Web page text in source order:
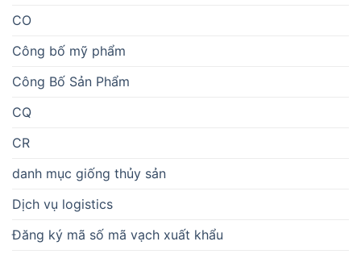
CO
Công bố mỹ phẩm
Công Bố Sản Phẩm
CQ
CR
danh mục giống thủy sản
Dịch vụ logistics
Đăng ký mã số mã vạch xuất khẩu